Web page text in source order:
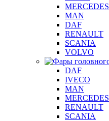
MERCEDES
MAN
DAF
RENAULT
SCANIA
VOLVO
DAF
IVECO
MAN
MERCEDES
RENAULT
SCANIA